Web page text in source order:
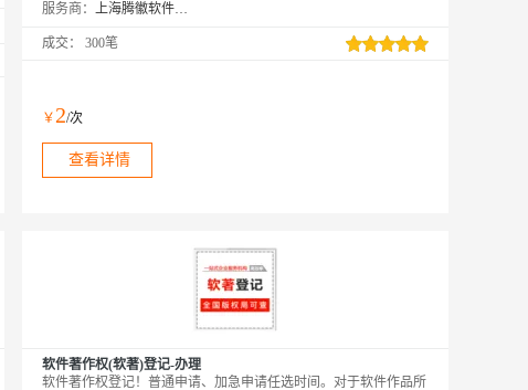
全方位的IP分析服务。
服务商： 上海腾徽软件科技有限公司
成交： 300笔
￥ 2/次
查看详情
软件著作权(软著)登记-办理
软件著作权登记！普通申请、加急申请任选时间。对于软件作品所